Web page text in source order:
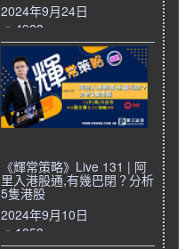
2024年9月24日
4923
《輝常策略》Live 131 | 阿
里入港股通,有幾巴閉？分析
5隻港股
2024年9月10日
1853